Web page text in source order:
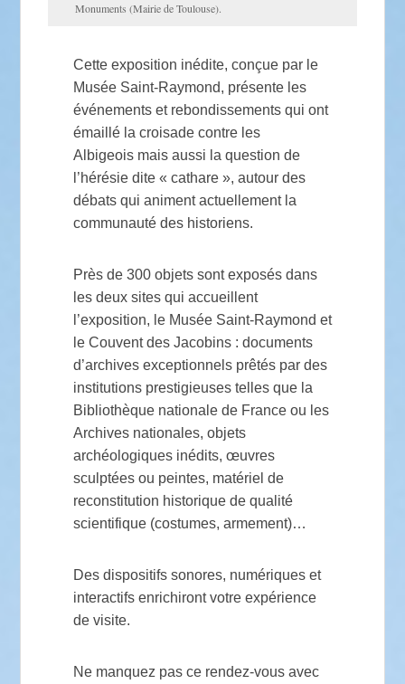
Monuments (Mairie de Toulouse).
Cette exposition inédite, conçue par le
Musée Saint-Raymond, présente les
événements et rebondissements qui ont
émaillé la croisade contre les
Albigeois mais aussi la question de
l’hérésie dite « cathare », autour des
débats qui animent actuellement la
communauté des historiens.
Près de 300 objets sont exposés dans
les deux sites qui accueillent
l’exposition, le Musée Saint-Raymond et
le Couvent des Jacobins : documents
d’archives exceptionnels prêtés par des
institutions prestigieuses telles que la
Bibliothèque nationale de France ou les
Archives nationales, objets
archéologiques inédits, œuvres
sculptées ou peintes, matériel de
reconstitution historique de qualité
scientifique (costumes, armement)…
Des dispositifs sonores, numériques et
interactifs enrichiront votre expérience
de visite.
Ne manquez pas ce rendez-vous avec